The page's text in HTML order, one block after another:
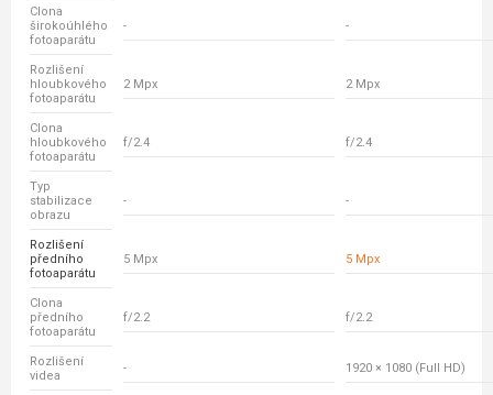
Clona
širokoúhlého
fotoaparátu
- -
Rozlišení
hloubkového
fotoaparátu
2 Mpx 2 Mpx
Clona
hloubkového
fotoaparátu
f/2.4 f/2.4
Typ
stabilizace
obrazu
- -
Rozlišení
předního
fotoaparátu
5 Mpx 5 Mpx
Clona
předního
fotoaparátu
f/2.2 f/2.2
Rozlišení
videa
- 1920 × 1080 (Full HD)